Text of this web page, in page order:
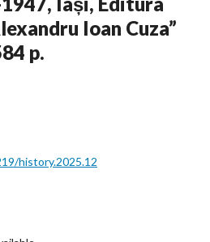
Ioan Cuza”
p.
history.2025.12